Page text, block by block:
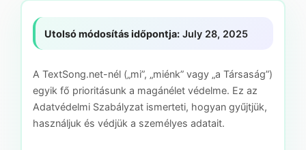
Utolsó módosítás időpontja:July 28, 2025
A TextSong.net-nél („mi”, „miénk” vagy „a Társaság”)
egyik fő prioritásunk a magánélet védelme. Ez az
Adatvédelmi Szabályzat ismerteti, hogyan gyűjtjük,
használjuk és védjük a személyes adatait.